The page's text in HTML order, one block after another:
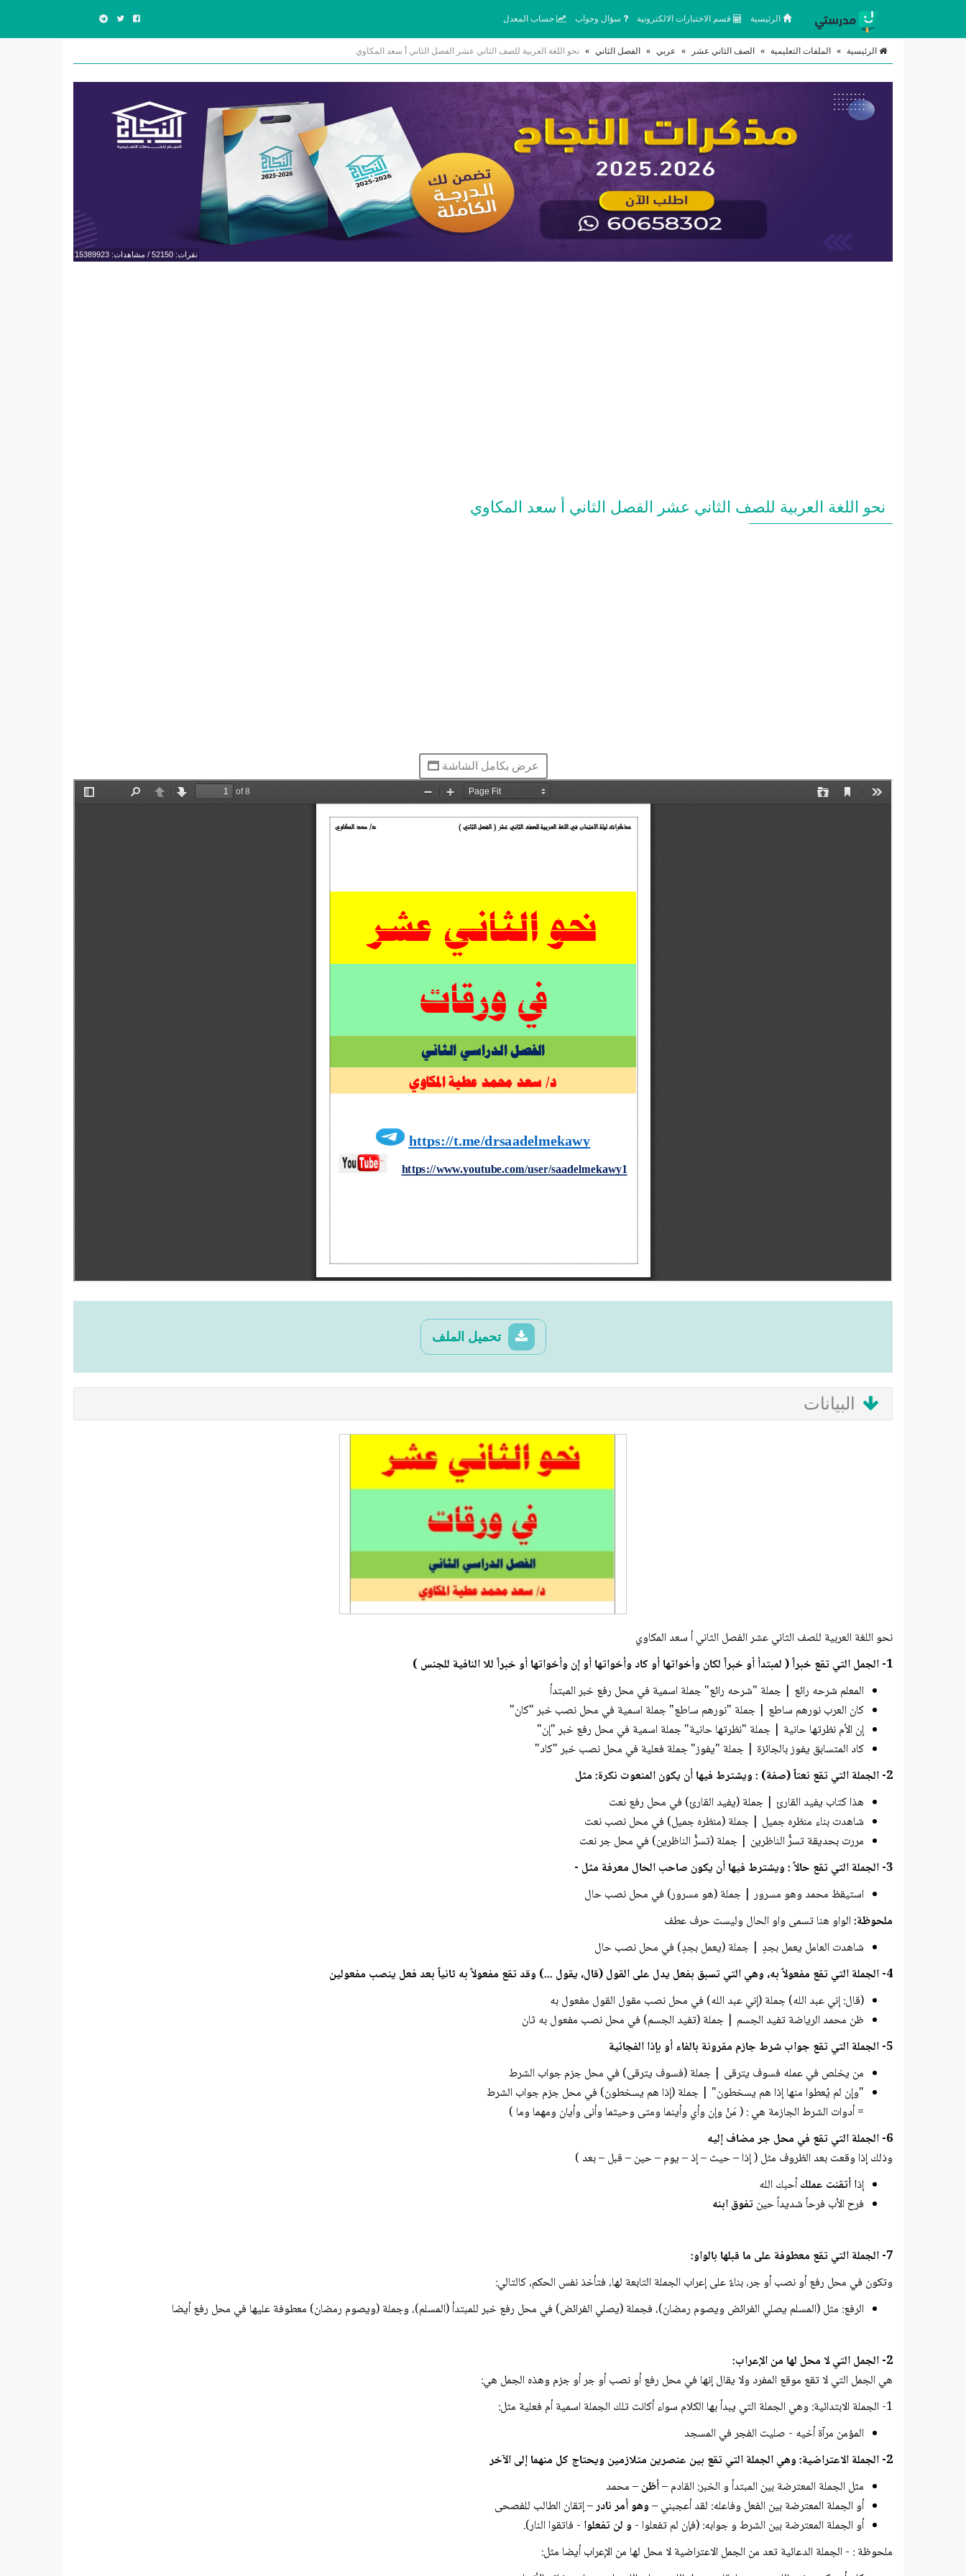
الرئيسية قسم الاختبارات الالكترونية سؤال وجواب حساب المعدل
الرئيسية » الملفات التعليمية » الصف الثاني عشر » عربي » الفصل الثاني » نحو اللغة العربية للصف الثاني عشر الفصل الثاني أ سعد المكاوي
نقرات: 52150 / مشاهدات: 15389923
نحو اللغة العربية للصف الثاني عشر الفصل الثاني أ سعد المكاوي
عرض بكامل الشاشة
تحميل الملف
البيانات
نحو اللغة العربية للصف الثاني عشر الفصل الثاني أ سعد المكاوي
1- الجمل التي تقع خبراً ( لمبتدأ أو خبراً لكان وأخواتها أو كاد وأخواتها أو إن وأخواتها أو خبراً للا النافية للجنس )
المعلم شرحه رائع | جملة "شرحه رائع" جملة اسمية في محل رفع خبر المبتدأ
كان العرب نورهم ساطع | جملة "نورهم ساطع" جملة اسمية في محل نصب خبر "كان"
إن الأم نظرتها حانية | جملة "نظرتها حانية" جملة اسمية في محل رفع خبر "إن"
كاد المتسابق يفوز بالجائزة | جملة "يفوز" جملة فعلية في محل نصب خبر "كاد"
2- الجملة التي تقع نعتاً (صفة) : ويشترط فيها أن يكون المنعوت نكرة: مثل
هذا كتاب يفيد القارئ | جملة (يفيد القارئ) في محل رفع نعت
شاهدت بناء منظره جميل | جملة (منظره جميل) في محل نصب نعت
مررت بحديقة تسرُّ الناظرين | جملة (تسرُّ الناظرين) في محل جر نعت
3- الجملة التي تقع حالاً : ويشترط فيها أن يكون صاحب الحال معرفة مثل -
استيقظ محمد وهو مسرور | جملة (هو مسرور) في محل نصب حال
ملحوظة:الواو هنا تسمى واو الحال وليست حرف عطف
شاهدت العامل يعمل بجدٍ | جملة (يعمل بجدٍ) في محل نصب حال
4- الجملة التي تقع مفعولاً به، وهي التي تسبق بفعل يدل على القول (قال، يقول ...) وقد تقع مفعولاً به ثانياً بعد فعل ينصب مفعولين
(قال: إني عبد الله) جملة (إني عبد الله) في محل نصب مقول القول مفعول به
ظن محمد الرياضة تفيد الجسم | جملة (تفيد الجسم) في محل نصب مفعول به ثان
5- الجملة التي تقع جواب شرط جازم مقرونة بالفاء أو بإذا الفجائية
من يخلص في عمله فسوف يترقى | جملة (فسوف يترقى) في محل جزم جواب الشرط
"وإن لم يُعطوا منها إذا هم يسخطون" | جملة (إذا هم يسخطون) في محل جزم جواب الشرط
= أدوات الشرط الجازمة هي : ( مَنْ وإن وأي وأينما ومتى وحيثما وأنى وأيان ومهما وما )
6- الجملة التي تقع في محل جر مضاف إليه
وذلك إذا وقعت بعد الظروف مثل ( إذا – حيث – إذ – يوم – حين – قبل – بعد )
إذا أتقنت عملكأحبك الله
فرح الأب فرحاً شديداً حين تفوق ابنه
7- الجملة التي تقع معطوفة على ما قبلها بالواو:
وتكون في محل رفع أو نصب أو جر، بناءً على إعراب الجملة التابعة لها، فتأخذ نفس الحكم، كالتالي:
الرفع: مثل (المسلم يصلي الفرائض ويصوم رمضان)، فجملة (يصلي الفرائض) في محل رفع خبر للمبتدأ (المسلم)، وجملة (ويصوم رمضان) معطوفة عليها في محل رفع أيضا
2- الجمل التي لا محل لها من الإعراب:
هي الجمل التي لا تقع موقع المفرد ولا يقال إنها في محل رفع أو نصب أو جر أو جزم وهذه الجمل هي:
1- الجملة الابتدائية: وهي الجملة التي يبدأ بها الكلام سواء أكانت تلك الجملة اسمية أم فعلية مثل:
المؤمن مرآة أخيه - صليت الفجر في المسجد
2- الجملة الاعتراضية: وهي الجملة التي تقع بين عنصرين متلازمين ويحتاج كل منهما إلى الآخر
مثل الجملة المعترضة بين المبتدأ و الخبر: القادم –أظن– محمد
أو الجملة المعترضة بين الفعل وفاعله: لقد أعجبني –وهو أمر نادر– إتقان الطالب للفصحى
أو الجملة المعترضة بين الشرط و جوابه: (فإن لم تفعلوا - و لن تفعلوا - فاتقوا النار).
ملحوظة : - الجملة الدعائية تعد من الجمل الاعتراضية لا محل لها من الإعراب أيضا مثل: